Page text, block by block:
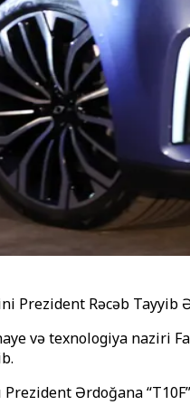
Prezident Rəcəb Tayyib
və texnologiya naziri
Ərdoğana